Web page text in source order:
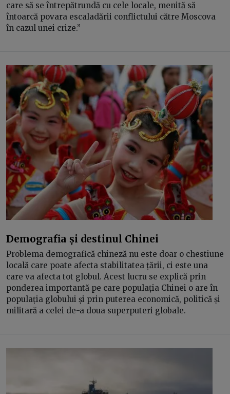
care să se întrepătrundă cu cele locale, menită să
întoarcă povara escaladării conflictului către Moscova
în cazul unei crize.”
Demografia și destinul Chinei
Problema demografică chineză nu este doar o chestiune
locală care poate afecta stabilitatea țării, ci este una
care va afecta tot globul. Acest lucru se explică prin
ponderea importantă pe care populația Chinei o are în
populația globului și prin puterea economică, politică și
militară a celei de-a doua superputeri globale.